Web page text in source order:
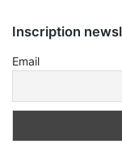
Inscription
Email